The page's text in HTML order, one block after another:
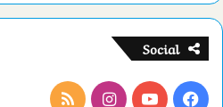
Social
فيسبوكيوتيوبانستقرامملخص